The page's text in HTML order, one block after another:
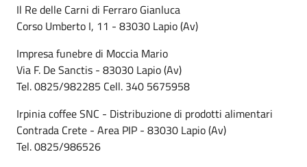
Il Re delle Carni di Ferraro Gianluca
Corso Umberto I, 11 - 83030 Lapio (Av)
Impresa funebre di Moccia Mario
Via F. De Sanctis - 83030 Lapio (Av)
Tel. 0825/982285 Cell. 340 5675958
Irpinia coffee SNC - Distribuzione di prodotti alimentari
Contrada Crete - Area PIP - 83030 Lapio (Av)
Tel. 0825/986526